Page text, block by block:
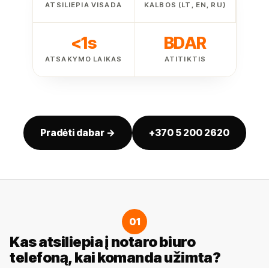
ATSILIEPIA VISADA KALBOS (LT, EN, RU)
<1s
ATSAKYMO LAIKAS
BDAR
ATITIKTIS
Pradėti dabar → +370 5 200 2620
01
Kas atsiliepia į notaro biuro
telefoną, kai komanda užimta?